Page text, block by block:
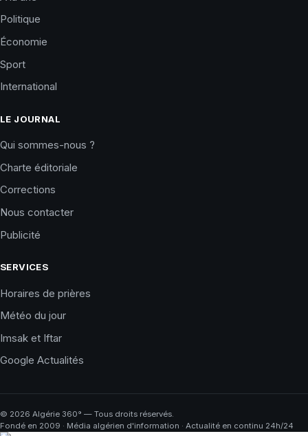
Politique
Économie
Sport
International
LE JOURNAL
Qui sommes-nous ?
Charte éditoriale
Corrections
Nous contacter
Publicité
SERVICES
Horaires de prières
Météo du jour
Imsak et Iftar
Google Actualités
© 2026 Algérie 360° — Tous droits réservés.
Fondé en 2009 · Média algérien d'information · Actualité en continu 24h/24